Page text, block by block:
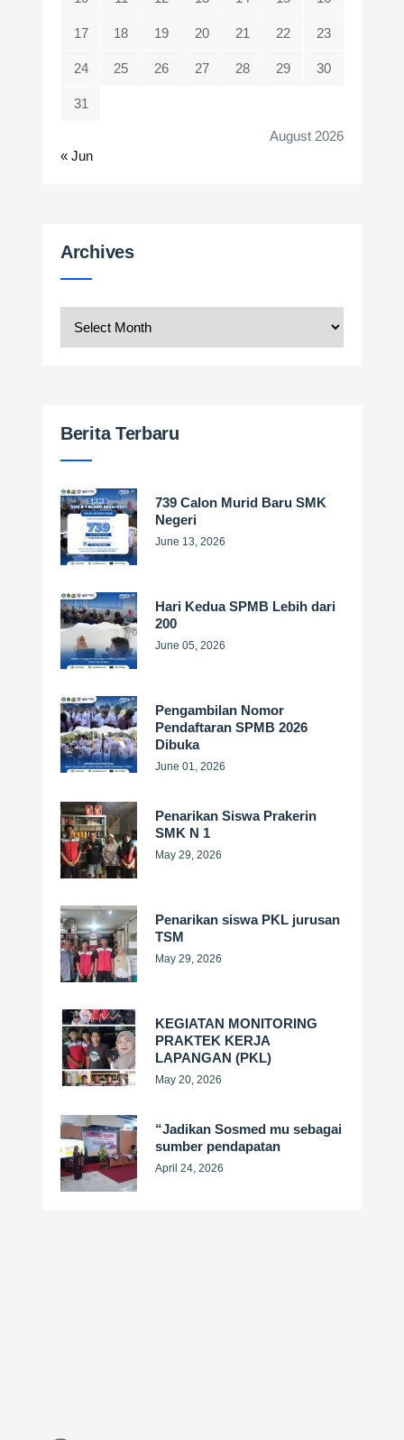
August 2026
17 18 19 20 21 22 23
24 25 26 27 28 29 30
31
« Jun
ArchivesArchives
Berita Terbaru
739 Calon Murid Baru SMK
Negeri
June 13, 2026
Hari Kedua SPMB Lebih dari
200
June 05, 2026
Pengambilan Nomor
Pendaftaran SPMB 2026
Dibuka
June 01, 2026
Penarikan Siswa Prakerin
SMK N 1
May 29, 2026
Penarikan siswa PKL jurusan
TSM
May 29, 2026
KEGIATAN MONITORING
PRAKTEK KERJA
LAPANGAN (PKL)
May 20, 2026
“Jadikan Sosmed mu sebagai
sumber pendapatan
April 24, 2026